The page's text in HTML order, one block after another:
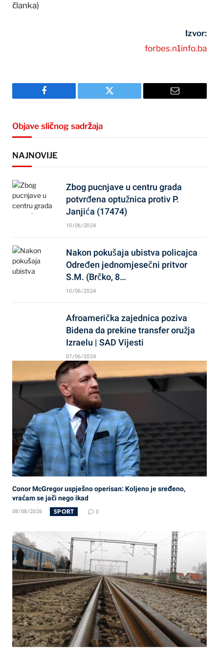
članka)
Izvor:
forbes.n1info.ba
Facebook Twitter Email
Objave sličnog sadržaja
NAJNOVIJE
Zbog pucnjave u centru grada
potvrđena optužnica protiv P.
Janjića (17474)
10/06/2024
Nakon pokušaja ubistva policajca
Određen jednomjesečni pritvor
S.M. (Brčko, 8…
10/06/2024
Afroamerička zajednica poziva
Bidena da prekine transfer oružja
Izraelu | SAD Vijesti
07/06/2024
Conor McGregor uspješno operisan: Koljeno je sređeno,
vraćam se jači nego ikad
08/08/2026 SPORT 0